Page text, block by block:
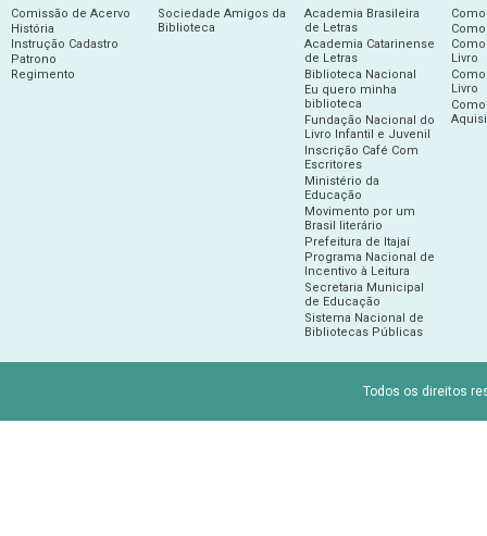
Comissão de Acervo
História
Instrução Cadastro
Patrono
Regimento
Sociedade Amigos da
Biblioteca
Academia Brasileira
de Letras
Academia Catarinense
de Letras
Biblioteca Nacional
Eu quero minha
biblioteca
Fundação Nacional do
Livro Infantil e Juvenil
Inscrição Café Com
Escritores
Ministério da
Educação
Movimento por um
Brasil literário
Prefeitura de Itajaí
Programa Nacional de
Incentivo à Leitura
Secretaria Municipal
de Educação
Sistema Nacional de
Bibliotecas Públicas
Livro
Livro
Todos os direitos